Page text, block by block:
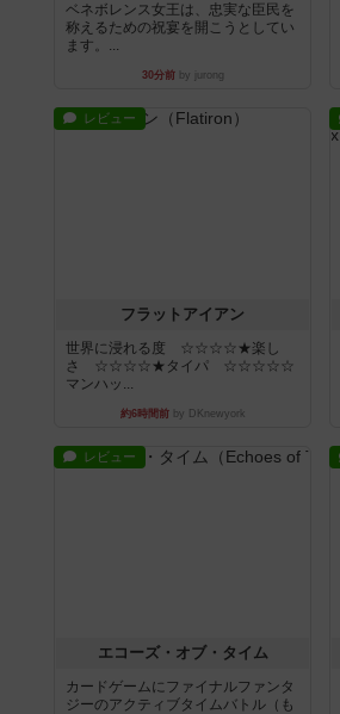
ベネボレンス女王は、忠実な臣民を
称えるための祝宴を開こうとしてい
ます。...
30分前by jurong
レビュー
フラットアイアン
世界に浸れる度 ☆☆☆☆★楽し
さ ☆☆☆☆★タイパ ☆☆☆☆☆
マンハッ...
約6時間前by DKnewyork
レビュー
エコーズ・オブ・タイム
カードゲームにファイナルファンタ
ジーのアクティブタイムバトル（も